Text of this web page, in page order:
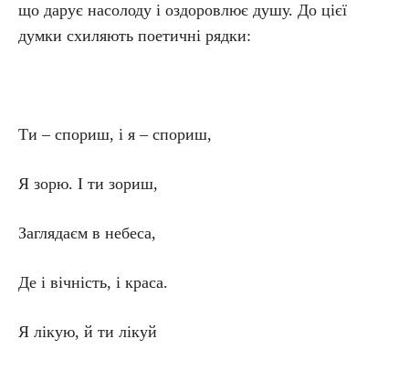
що дарує насолоду і оздоровлює душу. До цієї
думки схиляють поетичні рядки:
Ти – спориш, і я – спориш,
Я зорю. І ти зориш,
Заглядаєм в небеса,
Де і вічність, і краса.
Я лікую, й ти лікуй